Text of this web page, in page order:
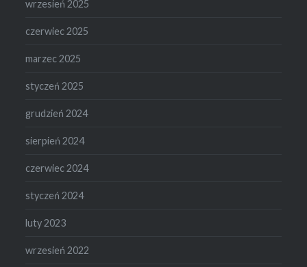
wrzesień 2025
czerwiec 2025
marzec 2025
styczeń 2025
grudzień 2024
sierpień 2024
czerwiec 2024
styczeń 2024
luty 2023
wrzesień 2022